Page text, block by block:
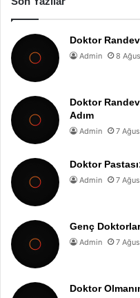
Doktor
Admin 8
Doktor
Adım
Admin 7
Doktor
Admin 7
Genç
Admin 7
Doktor